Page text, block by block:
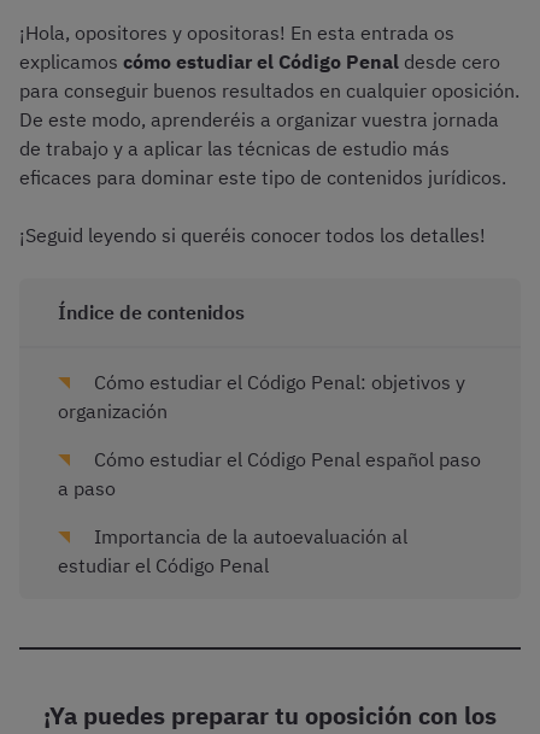
¡Hola, opositores y opositoras! En esta entrada os
explicamos cómo estudiar el Código Penal desde cero
para conseguir buenos resultados en cualquier oposición.
De este modo, aprenderéis a organizar vuestra jornada
de trabajo y a aplicar las técnicas de estudio más
eficaces para dominar este tipo de contenidos jurídicos.
¡Seguid leyendo si queréis conocer todos los detalles!
Índice de contenidos
Cómo estudiar el Código Penal: objetivos y
organización
Cómo estudiar el Código Penal español paso
a paso
Importancia de la autoevaluación al
estudiar el Código Penal
¡Ya puedes preparar tu oposición con los